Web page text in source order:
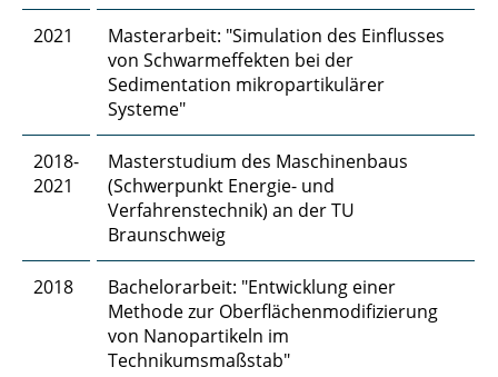
Steffen Fischer, M. Sc.
Finn Frankenberg, M. Sc.
Felix Frobart, M. Sc.
Marcus Gapinski, M. Sc.
Prof. Dr. Georg Garnweitner
Julius Gerk, M. Sc.
Hasti Ghanadimaragheh, M. Sc.
Dipl.-Ing. Konstantinos Giannis
2021
Masterarbeit: "Simulation des Einflusses
von Schwarmeffekten bei der
Sedimentation mikropartikulärer
Systeme"
2018-
2021
Masterstudium des Maschinenbaus
(Schwerpunkt Energie- und
Verfahrenstechnik) an der TU
Braunschweig
2018
Bachelorarbeit: "Entwicklung einer
Methode zur Oberflächenmodifizierung
von Nanopartikeln im
Technikumsmaßstab"